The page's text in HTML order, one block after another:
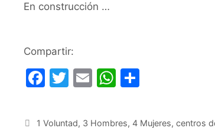
En construcción …
Compartir:
F
c
T
itt
E
ai
W
at
m
Categorías
1 Voluntad, 3 Hombres, 4 Mujeres, centros